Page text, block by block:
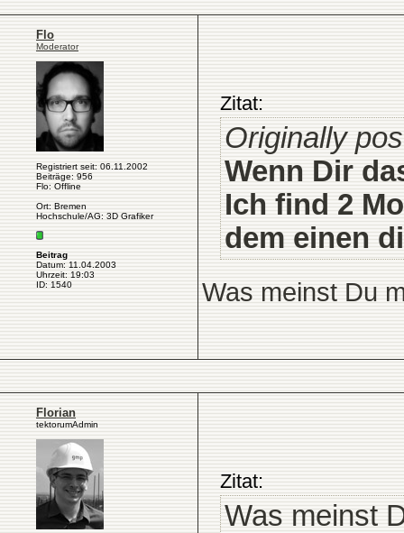
Flo
Moderator
Registriert seit: 06.11.2002
Beiträge: 956
Flo: Offline
Ort: Bremen
Hochschule/AG: 3D Grafiker
Beitrag
Datum: 11.04.2003
Uhrzeit: 19:03
ID: 1540
Zitat:
Originally
Wenn Dir
Ich find 2
dem einen
Was meinst Du
Florian
tektorumAdmin
Zitat:
Was meinst